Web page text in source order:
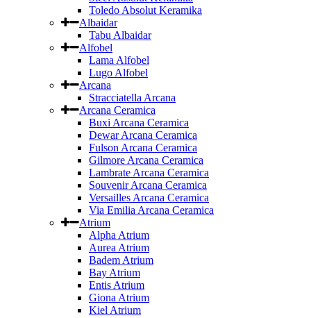
Toledo Absolut Keramika
Albaidar
Tabu Albaidar
Alfobel
Lama Alfobel
Lugo Alfobel
Arcana
Stracciatella Arcana
Arcana Ceramica
Buxi Arcana Ceramica
Dewar Arcana Ceramica
Fulson Arcana Ceramica
Gilmore Arcana Ceramica
Lambrate Arcana Ceramica
Souvenir Arcana Ceramica
Versailles Arcana Ceramica
Via Emilia Arcana Ceramica
Atrium
Alpha Atrium
Aurea Atrium
Badem Atrium
Bay Atrium
Entis Atrium
Giona Atrium
Kiel Atrium